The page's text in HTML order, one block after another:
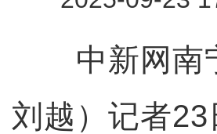
中新网南宁
刘越）记者